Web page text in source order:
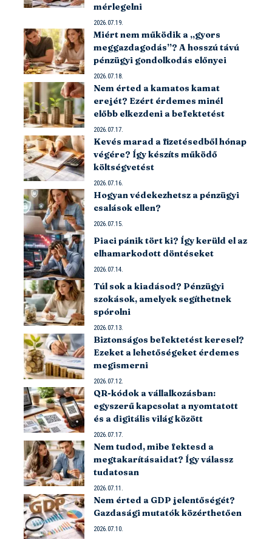
mérlegelni
2026.07.19.
Miért nem működik a „gyors
meggazdagodás”? A hosszú távú
pénzügyi gondolkodás előnyei
2026.07.18.
Nem érted a kamatos kamat
erejét? Ezért érdemes minél
előbb elkezdeni a befektetést
2026.07.17.
Kevés marad a fizetésedből hónap
végére? Így készíts működő
költségvetést
2026.07.16.
Hogyan védekezhetsz a pénzügyi
csalások ellen?
2026.07.15.
Piaci pánik tört ki? Így kerüld el az
elhamarkodott döntéseket
2026.07.14.
Túl sok a kiadásod? Pénzügyi
szokások, amelyek segíthetnek
spórolni
2026.07.13.
Biztonságos befektetést keresel?
Ezeket a lehetőségeket érdemes
megismerni
2026.07.12.
QR-kódok a vállalkozásban:
egyszerű kapcsolat a nyomtatott
és a digitális világ között
2026.07.17.
Nem tudod, mibe fektesd a
megtakarításaidat? Így válassz
tudatosan
2026.07.11.
Nem érted a GDP jelentőségét?
Gazdasági mutatók közérthetően
2026.07.10.